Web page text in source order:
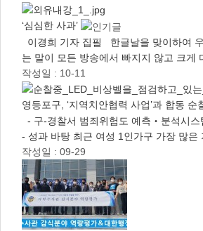
‘심심한 사과’
이경희 기자 집필 한글날을 맞이하여
는 말이 모든 방송에서 빠지지 않고 크
작성일 : 10-11
영등포구, ‘지역치안협력 사업’과 합동
- 구-경찰서 범죄위험도 예측‧분석시
- 성과 바탕 최근 여성 1인가구 가장 많
작성일 : 09-29